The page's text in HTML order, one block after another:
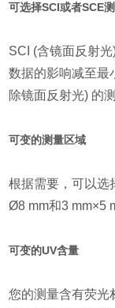
可选择SCI或者SCE
SCI (含镜面反射
数据的影响减至最
除镜面反射光) 的
可变的测量区域
根据需要，可以选
Ø8 mm和3 mm×5
可变的UV含量
您的测量含有荧光